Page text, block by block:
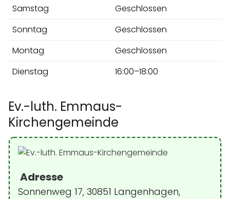
Samstag
Geschlossen
Sonntag
Geschlossen
Montag
Geschlossen
Dienstag
16:00–18:00
Ev.-luth. Emmaus-
Kirchengemeinde
Adresse
Sonnenweg 17, 30851 Langenhagen,